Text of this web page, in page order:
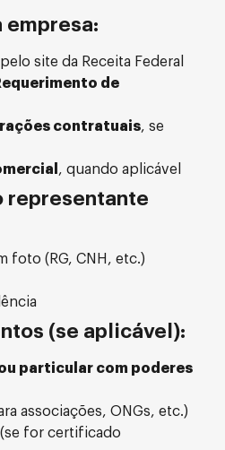
empresa:
site da Receita Federal
de
contratuais, se
, quando aplicável
representante
foto (RG, CNH, etc.)
(se aplicável):
particular com poderes
associações, ONGs, etc.)
for certificado